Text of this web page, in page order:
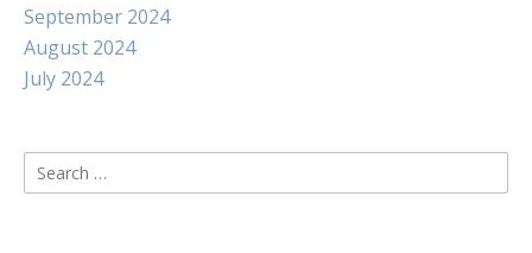
September 2024
August 2024
July 2024
Search
for: